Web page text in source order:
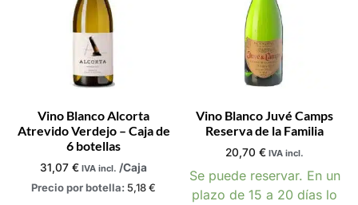
Vino Blanco Alcorta
Atrevido Verdejo – Caja de
6 botellas
31,07 € IVA incl. /Caja
Precio por botella: 5,18€
Vino Blanco Juvé Camps
Reserva de la Familia
20,70 € IVA incl.
Se puede reservar. En un
plazo de 15 a 20 días lo